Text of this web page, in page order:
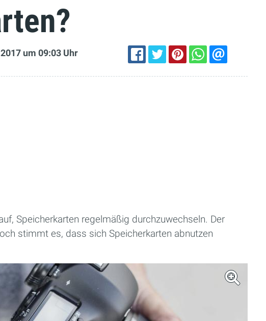
um 09:03 Uhr
Speicherkarten regelmäßig durchzuwechseln. Der
stimmt es, dass sich Speicherkarten abnutzen